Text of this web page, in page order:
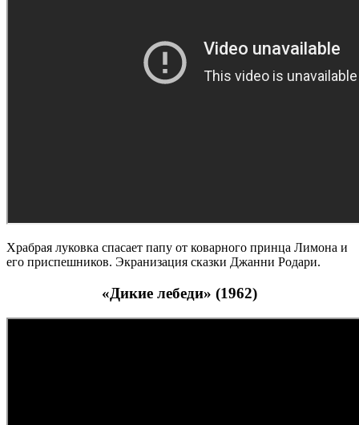
Храбрая луковка спасает папу от коварного принца Лимона и
его приспешников. Экранизация сказки Джанни Родари.
«Дикие лебеди» (1962)